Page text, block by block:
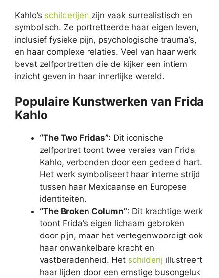
Kahlo’s schilderijen zijn vaak surrealistisch en
symbolisch. Ze portretteerde haar eigen leven,
inclusief fysieke pijn, psychologische trauma’s,
en haar complexe relaties. Veel van haar werk
bevat zelfportretten die de kijker een intiem
inzicht geven in haar innerlijke wereld.
Populaire Kunstwerken van Frida
Kahlo
“The Two Fridas”: Dit iconische
zelfportret toont twee versies van Frida
Kahlo, verbonden door een gedeeld hart.
Het werk symboliseert haar interne strijd
tussen haar Mexicaanse en Europese
identiteiten.
“The Broken Column”: Dit krachtige werk
toont Frida’s eigen lichaam gebroken
door pijn, maar het vertegenwoordigt ook
haar onwankelbare kracht en
vastberadenheid. Het schilderij illustreert
haar lijden door een ernstige busongeluk